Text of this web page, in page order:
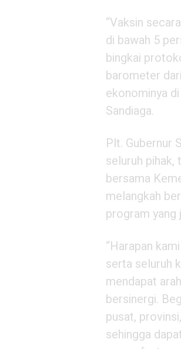
“Vaksin
di bawah 5
bingkai
barometer
ekonominya
Sandiaga.
Plt. Gubernur
seluruh pihak,
bersama
melangkah
program yang
“Harapan
serta seluruh
mendapat
bersinergi.
pusat,
sehingga